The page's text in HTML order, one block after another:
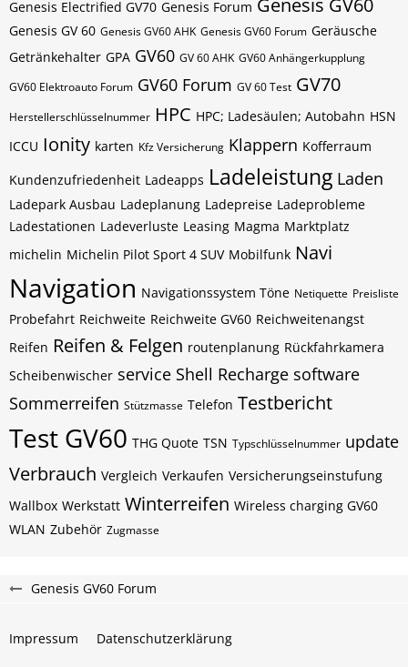
Genesis Electrified GV70 Genesis Forum Genesis GV60
Genesis GV 60 Genesis GV60 AHK Genesis GV60 Forum Geräusche
Getränkehalter GPA GV60 GV 60 AHK GV60 Anhängerkupplung
GV60 Elektroauto Forum GV60 Forum GV 60 Test GV70
Herstellerschlüsselnummer HPC HPC; Ladesäulen; Autobahn HSN
ICCU Ionity karten Kfz Versicherung Klappern Kofferraum
Kundenzufriedenheit Ladeapps Ladeleistung Laden
Ladepark Ausbau Ladeplanung Ladepreise Ladeprobleme
Ladestationen Ladeverluste Leasing Magma Marktplatz
michelin Michelin Pilot Sport 4 SUV Mobilfunk Navi
Navigation Navigationssystem Töne Netiquette Preisliste
Probefahrt Reichweite Reichweite GV60 Reichweitenangst
Reifen Reifen & Felgen routenplanung Rückfahrkamera
Scheibenwischer service Shell Recharge software
Sommerreifen Stützmasse Telefon Testbericht
Test GV60 THG Quote TSN Typschlüsselnummer update
Verbrauch Vergleich Verkaufen Versicherungseinstufung
Wallbox Werkstatt Winterreifen Wireless charging GV60
WLAN Zubehör Zugmasse
Genesis GV60 Forum
Impressum Datenschutzerklärung